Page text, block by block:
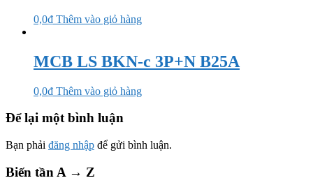
0,0₫ Thêm vào giỏ hàng
MCB LS BKN-c 3P+N B25A
0,0₫ Thêm vào giỏ hàng
Để lại một bình luận
Bạn phải đăng nhập để gửi bình luận.
Biến tần A → Z